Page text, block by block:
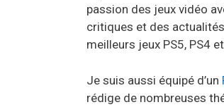
passion des jeux vidéo
critiques et des
meilleurs jeux PS5, PS4
Je suis aussi équipé d’un
rédige de nombreuses